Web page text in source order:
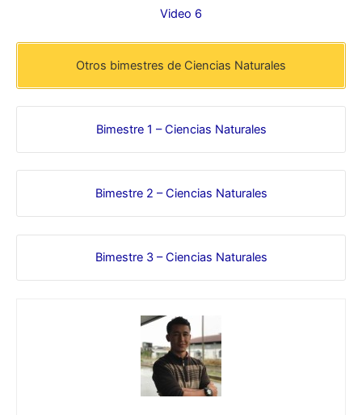
Video 6
Otros bimestres de Ciencias Naturales
Bimestre 1 – Ciencias Naturales
Bimestre 2 – Ciencias Naturales
Bimestre 3 – Ciencias Naturales